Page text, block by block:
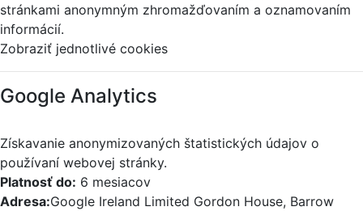
stránkami anonymným zhromažďovaním a oznamovaním
informácií.
Zobraziť jednotlivé cookies
Google Analytics
Získavanie anonymizovaných štatistických údajov o
používaní webovej stránky.
Platnosť do: 6 mesiacov
Adresa:Google Ireland Limited Gordon House, Barrow